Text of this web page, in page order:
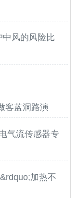
风的风险比
客蓝洞路演
气流传感器专
加热不